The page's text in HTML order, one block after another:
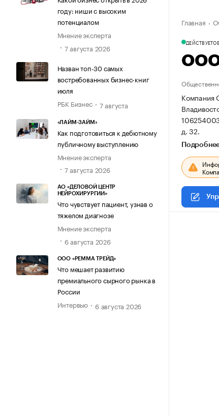
году: ниши с высоким
потенциалом
Мнение эксперта
7 августа 2026
Назван топ-30 самых
востребованных бизнес-книг
июля
РБК Бизнес
7 августа
«ЛАЙМ-ЗАЙМ»
Как подготовиться к дебютному
публичному выступлению
Мнение эксперта
7 августа 2026
АО «ДЕЛОВОЙ ЦЕНТР
НЕЙРОХИРУРГИИ»
Что чувствует пациент, узнав о
тяжелом диагнозе
Мнение эксперта
6 августа 2026
ООО «РЕММА ТРЕЙД»
Что мешает развитию
премиального сырного рынка в
России
Интервью
6 августа 2026
Главная
ДЕЙСТВУЕТ
ООО
Компания
д. 32.